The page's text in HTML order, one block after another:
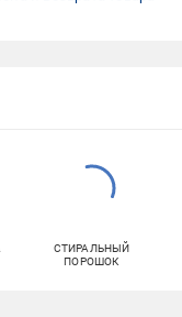
СТИРАЛЬНЫЙ
ПОРОШОК